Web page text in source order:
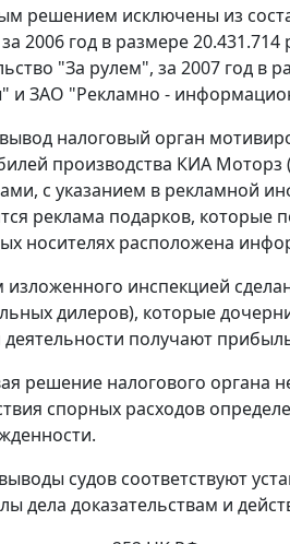
решением исключены из
за 2006 год в размере
"За рулем", за 2007 год
и ЗАО "Рекламно -
налоговый орган
производства КИА
с указанием в рекламной
реклама подарков, которые
носителях расположена
изложенного инспекцией
дилеров), которые
деятельности получают
решение налогового органа
спорных расходов
судов соответствуют
дела доказательствам и